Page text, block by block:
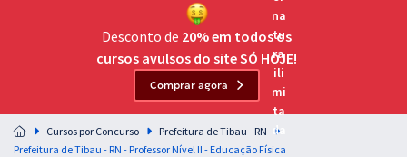
Assinatura OAB Até Passar
Acesso ilimitado a toda preparação para o Exame da
Residências Multiprofissionais
Preparação completa e intensiva para as principais
residências em saúde do Brasil
Desconto de 20% em todos os
cursos avulsos do site SÓ HOJE!
Comprar agora
Cursos por Concurso
Prefeitura de Tibau - RN
Prefeitura de Tibau - RN - Professor Nível II - Educação Física